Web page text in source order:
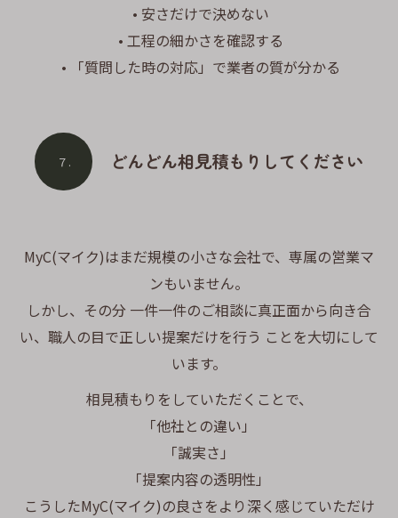
• 安さだけで決めない
• 工程の細かさを確認する
• 「質問した時の対応」で業者の質が分かる
どんどん相見積もりしてください
７.
MyC(マイク)はまだ規模の小さな会社で、専属の営業マ
ンもいません。
しかし、その分 一件一件のご相談に真正面から向き合
い、職人の目で正しい提案だけを行う ことを大切にして
います。
相見積もりをしていただくことで、
「他社との違い」
「誠実さ」
「提案内容の透明性」
こうしたMyC(マイク)の良さをより深く感じていただけ